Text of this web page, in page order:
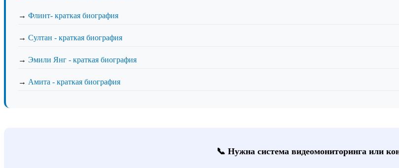
→ Флинт- краткая биография
→ Султан - краткая биография
→ Эмили Янг - краткая биография
→ Амита - краткая биография
📞 Нужна система видеомониторинга или